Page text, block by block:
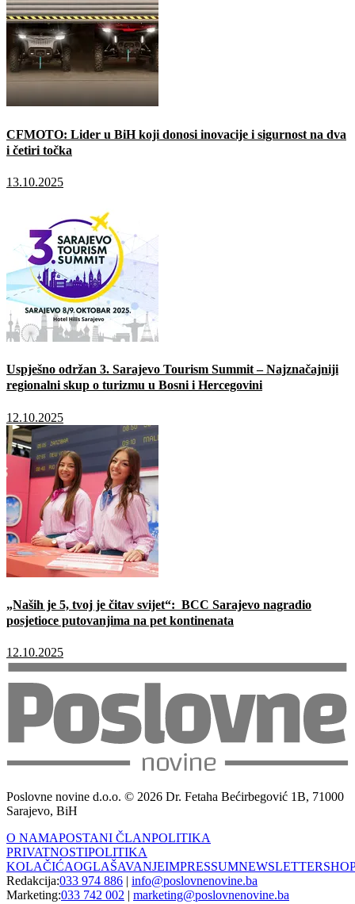
CFMOTO: Lider u BiH koji donosi inovacije i sigurnost na dva
i četiri točka
13.10.2025
Uspješno održan 3. Sarajevo Tourism Summit – Najznačajniji
regionalni skup o turizmu u Bosni i Hercegovini
12.10.2025
„Naših je 5, tvoj je čitav svijet“: BCC Sarajevo nagradio
posjetioce putovanjima na pet kontinenata
12.10.2025
Poslovne novine d.o.o. © 2026 Dr. Fetaha Bećirbegović 1B, 71000
Sarajevo, BiH
O NAMAPOSTANI ČLANPOLITIKA
PRIVATNOSTIPOLITIKA
KOLAČIĆAOGLAŠAVANJEIMPRESSUMNEWSLETTER
Redakcija:033 974 886 | info@poslovnenovine.ba
Marketing:033 742 002 | marketing@poslovnenovine.ba